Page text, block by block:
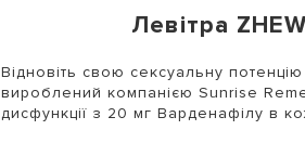
Левітра
Відновіть свою сексуальну
вироблений компанією Sunrise
дисфункції з 20 мг Варденафілу в